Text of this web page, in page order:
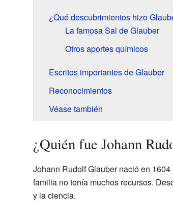
¿Qué descubrimientos hizo
La famosa Sal de Glauber
Otros aportes químicos
Escritos importantes de Glauber
Reconocimientos
Véase también
¿Quién fue Johann
Johann Rudolf Glauber nació en
familia no tenía muchos recursos.
y la ciencia.